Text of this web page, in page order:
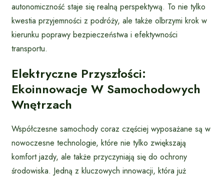
autonomiczność staje się realną perspektywą. To nie tylko
kwestia przyjemności z podróży, ale także olbrzymi krok w
kierunku poprawy bezpieczeństwa i efektywności
transportu.
Elektryczne Przyszłości:
Ekoinnowacje W Samochodowych
Wnętrzach
Współczesne samochody coraz częściej wyposażane są w
nowoczesne technologie, które nie tylko zwiększają
komfort jazdy, ale także przyczyniają się do ochrony
środowiska. Jedną z kluczowych innowacji, która już